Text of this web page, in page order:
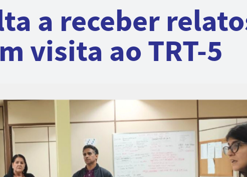
a receber
visita ao TRT-5